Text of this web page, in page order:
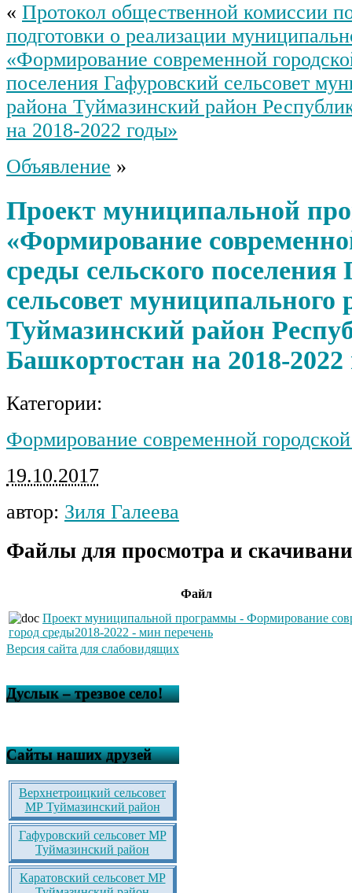
« Протокол общественной комиссии
подготовки о реализации
«Формирование современной
поселения Гафуровский сельсовет
района Туймазинский район
на 2018-2022 годы»
Объявление »
Проект муниципальной
«Формирование
среды сельского поселения
сельсовет муниципального
Туймазинский район
Башкортостан на 2018-2022
Категории:
Формирование современной
19.10.2017
автор: Зиля Галеева
Файлы для просмотра и
Файл
Проект муниципальной программы - Формирование
город среды2018-2022 - мин перечень
Версия сайта для слабовидящих
Дуслык – трезвое село!
Сайты наших друзей
Верхнетроицкий сельсовет
МР Туймазинский район
Гафуровский сельсовет МР
Туймазинский район
Каратовский сельсовет МР